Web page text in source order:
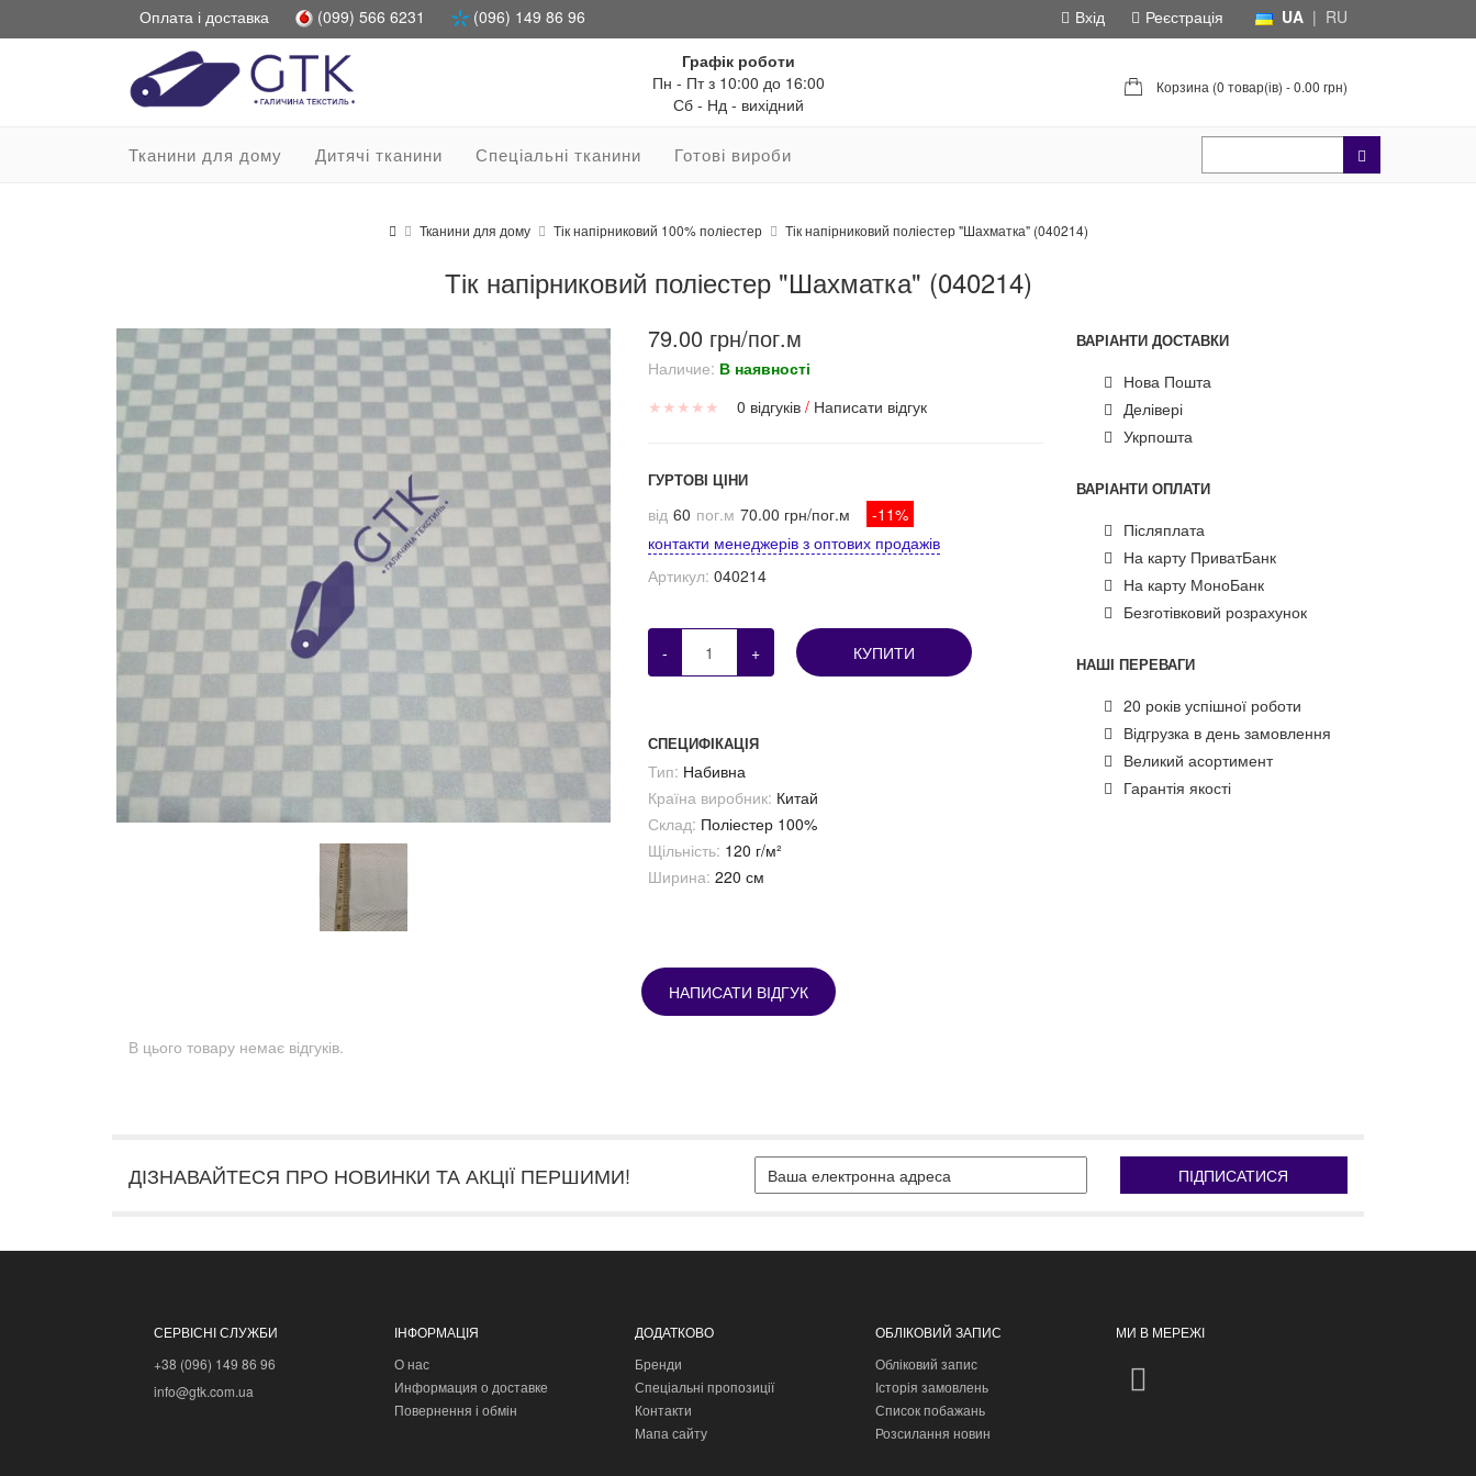
Оплата і доставка (099) 566 6231 (096) 149 86 96 UA | RU
Вхід
Реєстрація
Графік роботи
Пн - Пт з 10:00 до 16:00
Сб - Нд - вихідний
Корзина (0 товар(ів) - 0.00 грн)
Тканини для дому Дитячі тканини Спеціальні тканини Готові вироби
Тканини для дому Тік напірниковий 100% поліестер Тік напірниковий поліестер "Шахматка" (040214)
Тік напірниковий поліестер "Шахматка" (040214)
79.00 грн/пог.м
Наличие: В наявності
★ ★ ★ ★ ★ 0 відгуків/ Написати відгук
ГУРТОВІ ЦІНИ
від 60 пог.м 70.00 грн/пог.м
-11%
контакти менеджерів з оптових продажів
Артикул: 040214
- + КУПИТИ
СПЕЦИФІКАЦІЯ
Тип: Набивна
Країна виробник: Китай
Склад: Поліестер 100%
Щільність: 120 г/м²
Ширина: 220 см
ВАРІАНТИ ДОСТАВКИ
Нова Пошта
Делівері
Укрпошта
ВАРІАНТИ ОПЛАТИ
Післяплата
На карту ПриватБанк
На карту МоноБанк
Безготівковий розрахунок
НАШІ ПЕРЕВАГИ
20 років успішної роботи
Відгрузка в день замовлення
Великий асортимент
Гарантія якості
НАПИСАТИ ВІДГУК
В цього товару немає відгуків.
ДІЗНАВАЙТЕСЯ ПРО НОВИНКИ ТА АКЦІЇ ПЕРШИМИ! ПІДПИСАТИСЯ
СЕРВІСНІ СЛУЖБИ
+38 (096) 149 86 96
info@gtk.com.ua
ІНФОРМАЦІЯ
О нас
Информация о доставке
Повернення і обмін
ДОДАТКОВО
Бренди
Спеціальні пропозиції
Контакти
Мапа сайту
ОБЛІКОВИЙ ЗАПИС
Обліковий запис
Історія замовлень
Список побажань
Розсилання новин
МИ В МЕРЕЖІ